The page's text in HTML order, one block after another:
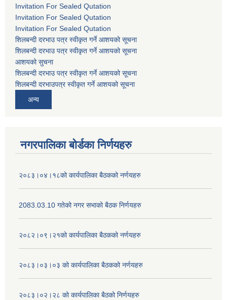
Invitation For Sealed Qutation
Invitation For Sealed Qutation
Invitation For Sealed Qutation
शिलबन्दी दरभाउ पत्र स्वीकृत गर्ने आशयको सूचना
शिलबन्दी दरभाउ पत्र स्वीकृत गर्ने आशयको सूचना
आशयको सुचना
शिलबन्दी दरभाउ पत्र स्वीकृत गर्ने आशयको सूचना
शिलबन्दी दरभाउपत्र स्वीकृत गर्ने आशयको सूचना
अन्य
नगरपालिका बोर्डका निर्णयहरु
२०८३।०४।१८को कार्यपालिका बैठकको नर्णयहरु
2083.03.10 गतेको नगर सभाको बैठक निर्णयहरु
२०८२।०९।२१को कार्यपालिका बैठकको नर्णयहरु
२०८३।०३।०३ को कार्यपालिका बैठकको नर्णयहरु
२०८३।०२।२८ को कार्यपालिका बैठको निर्णयहरु